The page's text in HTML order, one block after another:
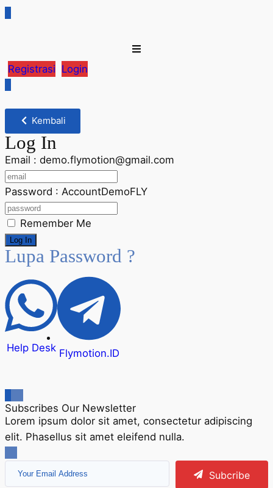
Registrasi Login
Kembali
Log In
Email : demo.flymotion@gmail.com
Password : AccountDemoFLY
Remember Me
Lupa Password ?
Help Desk Flymotion.ID
Subscribes Our Newsletter
Lorem ipsum dolor sit amet, consectetur adipiscing
elit. Phasellus sit amet eleifend nulla.
Subcribe